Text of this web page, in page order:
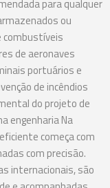
para qualquer
ou
combustíveis
de aeronaves
portuários e
de incêndios
do projeto de
engenharia Na
começa com
com precisão.
internacionais, são